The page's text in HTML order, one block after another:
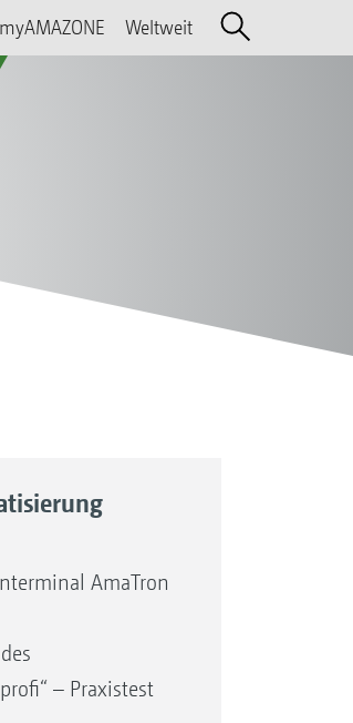
myAMAZONE Weltweit
AmaTron
– Praxistest